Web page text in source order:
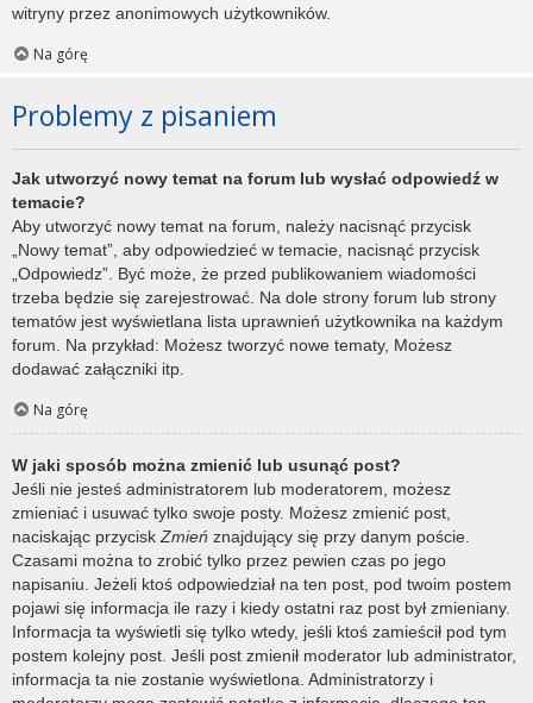
witryny przez anonimowych użytkowników.
Na górę
Problemy z pisaniem
Jak utworzyć nowy temat na forum lub wysłać odpowiedź w
temacie?
Aby utworzyć nowy temat na forum, należy nacisnąć przycisk
„Nowy temat”, aby odpowiedzieć w temacie, nacisnąć przycisk
„Odpowiedz”. Być może, że przed publikowaniem wiadomości
trzeba będzie się zarejestrować. Na dole strony forum lub strony
tematów jest wyświetlana lista uprawnień użytkownika na każdym
forum. Na przykład: Możesz tworzyć nowe tematy, Możesz
dodawać załączniki itp.
Na górę
W jaki sposób można zmienić lub usunąć post?
Jeśli nie jesteś administratorem lub moderatorem, możesz
zmieniać i usuwać tylko swoje posty. Możesz zmienić post,
naciskając przycisk Zmień znajdujący się przy danym poście.
Czasami można to zrobić tylko przez pewien czas po jego
napisaniu. Jeżeli ktoś odpowiedział na ten post, pod twoim postem
pojawi się informacja ile razy i kiedy ostatni raz post był zmieniany.
Informacja ta wyświetli się tylko wtedy, jeśli ktoś zamieścił pod tym
postem kolejny post. Jeśli post zmienił moderator lub administrator,
informacja ta nie zostanie wyświetlona. Administratorzy i